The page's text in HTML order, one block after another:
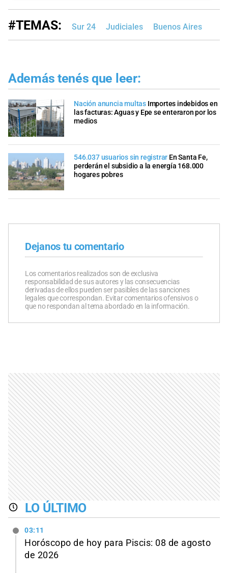
#TEMAS: Sur 24 Judiciales Buenos Aires
Además tenés que leer:
Nación anuncia multas Importes indebidos en
las facturas: Aguas y Epe se enteraron por los
medios
546.037 usuarios sin registrar En Santa Fe,
perderán el subsidio a la energía 168.000
hogares pobres
Dejanos tu comentario
Los comentarios realizados son de exclusiva
responsabilidad de sus autores y las consecuencias
derivadas de ellos pueden ser pasibles de las sanciones
legales que correspondan. Evitar comentarios ofensivos o
que no respondan al tema abordado en la información.
LO ÚLTIMO
03:11
Horóscopo de hoy para Piscis: 08 de agosto
de 2026